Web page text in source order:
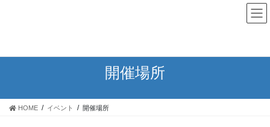
移
ン
開催場所
HOME イベント 開催場所